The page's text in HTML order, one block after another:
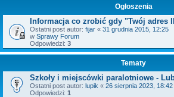
Ogłoszenia
Informacja co zrobić gdy "Twój adres
Ostatni post autor: fijar « 31 grudnia 2015, 12:25
w Sprawy Forum
Odpowiedzi: 3
Tematy
Szkoły i miejscówki paralotniowe -
Ostatni post autor: lupik « 26 sierpnia 2023, 18:42
Odpowiedzi: 1